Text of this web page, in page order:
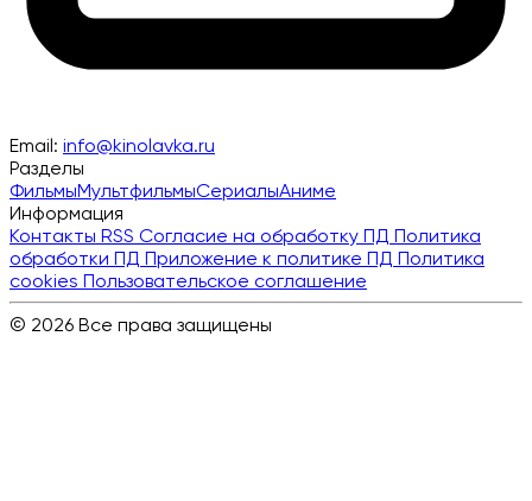
Email: info@kinolavka.ru
Разделы
ФильмыМультфильмыСериалыАниме
Информация
Контакты RSS Согласие на обработку ПД Политика
обработки ПД Приложение к политике ПД Политика
cookies Пользовательское соглашение
© 2026 Все права защищены